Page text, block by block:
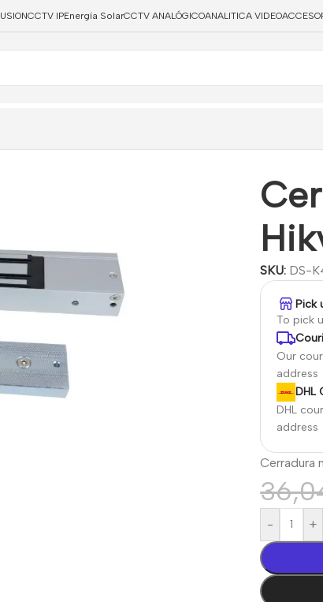
CCTV IPEnergía SolarCCTV ANALÓGICOANALITICA VIDEO
SKU: DS-
Pick
To pick
Our
address
DHL
DHL
address
Cerradura
- +